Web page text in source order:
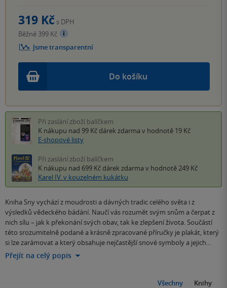
Do košíku
319 Kč s DPH
Běžně 399 Kč
Jsme transparentní
Při zaslání zboží balíčkem
K nákupu nad 99 Kč dárek zdarma v hodnotě 19 Kč
E-shopové listy
Při zaslání zboží balíčkem
K nákupu nad 699 Kč dárek zdarma v hodnotě 249 Kč
Karel IV. v kouzelném kukátku
Kniha Sny vychází z moudrosti a dávných tradic celého světa i z
výsledků vědeckého bádání. Naučí vás rozumět svým snům a čerpat z
nich sílu – jak k překonání svých obav, tak ke zlepšení života. Součástí
této srozumitelně podané a krásně zpracované příručky je plakát, který
si lze zarámovat a který obsahuje nejčastější snové symboly a jejich…
Přejít na celý popis
Všechny Knihy